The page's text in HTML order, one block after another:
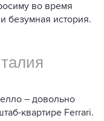
во время
безумная история.
– довольно
квартире Ferrari.